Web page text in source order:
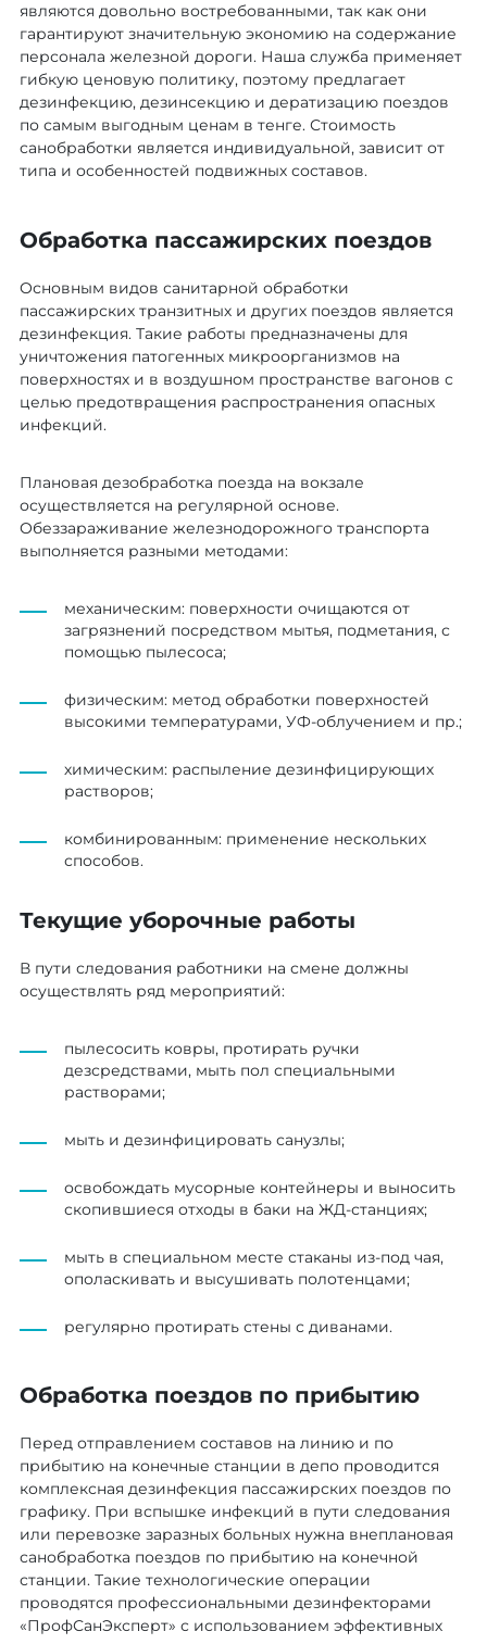
являются довольно востребованными, так как они
гарантируют значительную экономию на содержание
персонала железной дороги. Наша служба применяет
гибкую ценовую политику, поэтому предлагает
дезинфекцию, дезинсекцию и дератизацию поездов
по самым выгодным ценам в тенге. Стоимость
санобработки является индивидуальной, зависит от
типа и особенностей подвижных составов.
Обработка пассажирских поездов
Основным видов санитарной обработки
пассажирских транзитных и других поездов является
дезинфекция. Такие работы предназначены для
уничтожения патогенных микроорганизмов на
поверхностях и в воздушном пространстве вагонов с
целью предотвращения распространения опасных
инфекций.
Плановая дезобработка поезда на вокзале
осуществляется на регулярной основе.
Обеззараживание железнодорожного транспорта
выполняется разными методами:
механическим: поверхности очищаются от
загрязнений посредством мытья, подметания, с
помощью пылесоса;
физическим: метод обработки поверхностей
высокими температурами, УФ-облучением и пр.;
химическим: распыление дезинфицирующих
растворов;
комбинированным: применение нескольких
способов.
Текущие уборочные работы
В пути следования работники на смене должны
осуществлять ряд мероприятий:
пылесосить ковры, протирать ручки
дезсредствами, мыть пол специальными
растворами;
мыть и дезинфицировать санузлы;
освобождать мусорные контейнеры и выносить
скопившиеся отходы в баки на ЖД-станциях;
мыть в специальном месте стаканы из-под чая,
ополаскивать и высушивать полотенцами;
регулярно протирать стены с диванами.
Обработка поездов по прибытию
Перед отправлением составов на линию и по
прибытию на конечные станции в депо проводится
комплексная дезинфекция пассажирских поездов по
графику. При вспышке инфекций в пути следования
или перевозке заразных больных нужна внеплановая
санобработка поездов по прибытию на конечной
станции. Такие технологические операции
проводятся профессиональными дезинфекторами
«ПрофСанЭксперт» с использованием эффективных